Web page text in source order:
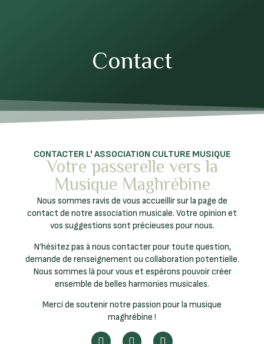
Contact
CONTACTER L' ASSOCIATION CULTURE MUSIQUE
Votre passerelle vers la
Musique Maghrébine
Nous sommes ravis de vous accueillir sur la page de
contact de notre association musicale. Votre opinion et
vos suggestions sont précieuses pour nous.
N’hésitez pas à nous contacter pour toute question,
demande de renseignement ou collaboration potentielle.
Nous sommes là pour vous et espérons pouvoir créer
ensemble de belles harmonies musicales.
Merci de soutenir notre passion pour la musique
maghrébine !